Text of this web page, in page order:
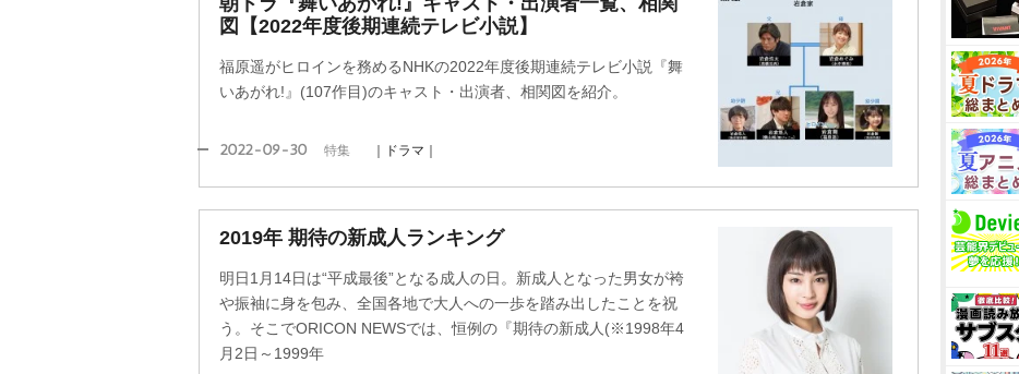
図【2022年度後期連続テレビ小説】
福原遥がヒロインを務めるNHKの2022年度後期連続テレビ小説『舞
いあがれ!』(107作目)のキャスト・出演者、相関図を紹介。
2022-09-30 特集 ｜ドラマ｜
2019年 期待の新成人ランキング
明日1月14日は“平成最後”となる成人の日。新成人となった男女が袴
振袖に身を包み、全国各地で大人への一歩を踏み出したことを祝
う。そこでORICON NEWSでは、恒例の『期待の新成人(※1998年4
月2日～1999年